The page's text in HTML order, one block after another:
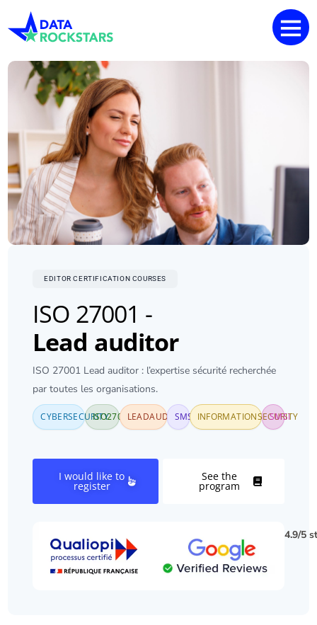
EDITOR CERTIFICATION COURSES
ISO 27001 -
Lead auditor
ISO 27001 Lead auditor : l’expertise sécurité recherchée
par toutes les organisations.
CYBERSECURITYISO27001LEADAUDITOR
SMSI INFORMATIONSECURITY
SMSI
I would like to
register
See the
program
4.9/5